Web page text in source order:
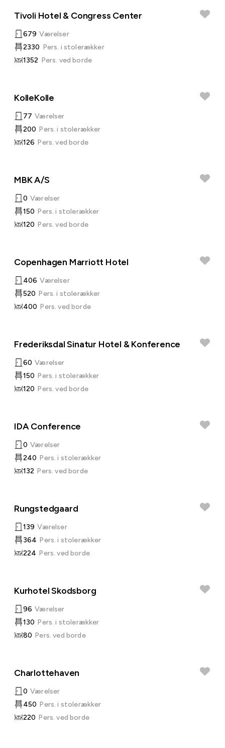
Tivoli Hotel & Congress Center
679 Værelser
2330 Pers. i stolerækker
1352 Pers. ved borde
KolleKolle
77 Værelser
200 Pers. i stolerækker
126 Pers. ved borde
MBK A/S
0 Værelser
150 Pers. i stolerækker
120 Pers. ved borde
Copenhagen Marriott Hotel
406 Værelser
520 Pers. i stolerækker
400 Pers. ved borde
Frederiksdal Sinatur Hotel & Konference
60 Værelser
150 Pers. i stolerækker
120 Pers. ved borde
IDA Conference
0 Værelser
240 Pers. i stolerækker
132 Pers. ved borde
Rungstedgaard
139 Værelser
364 Pers. i stolerækker
224 Pers. ved borde
Kurhotel Skodsborg
96 Værelser
130 Pers. i stolerækker
80 Pers. ved borde
Charlottehaven
0 Værelser
450 Pers. i stolerækker
220 Pers. ved borde